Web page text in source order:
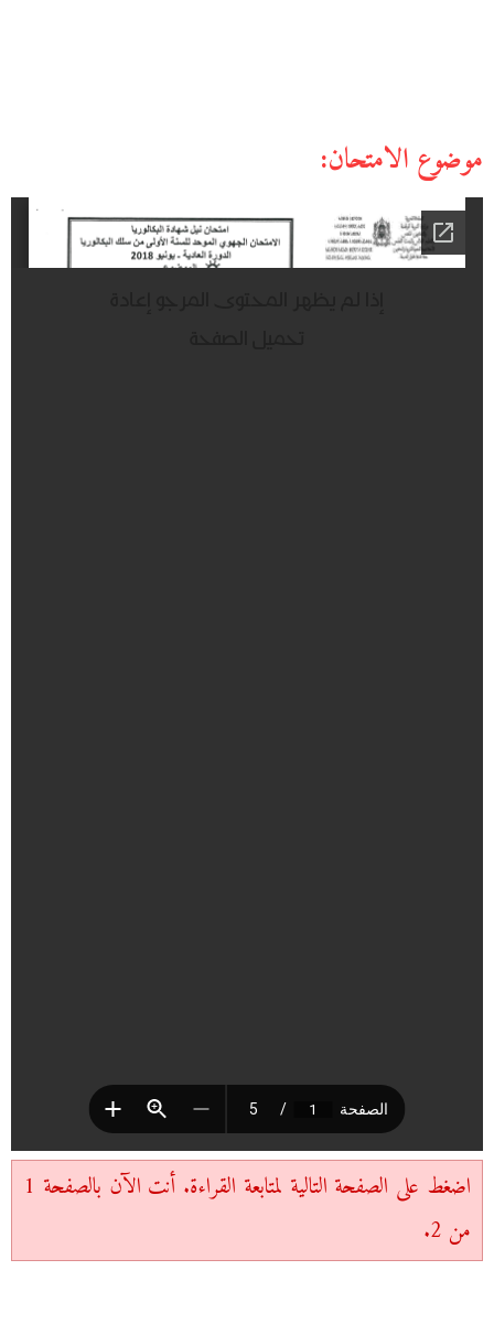
موضوع الامتحان:
اضغط على الصفحة التالية لمتابعة القراءة. أنت الآن بالصفحة 1
من 2.